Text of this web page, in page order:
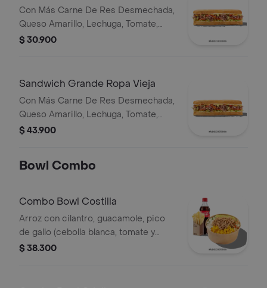
Con Más Carne De Res Desmechada,
Queso Amarillo, Lechuga, Tomate,
Pimentón, Apio, Mostaza, Salsa Bbq,
$ 30.900
Sandwich Grande Ropa Vieja
Con Más Carne De Res Desmechada,
Queso Amarillo, Lechuga, Tomate,
Pimentón, Apio, Mostaza, Salsa Bbq,
$ 43.900
Bowl Combo
Combo Bowl Costilla
Arroz con cilantro, guacamole, pico
de gallo (cebolla blanca, tomate y
cilantro), piña calada asada y costilla
$ 38.300